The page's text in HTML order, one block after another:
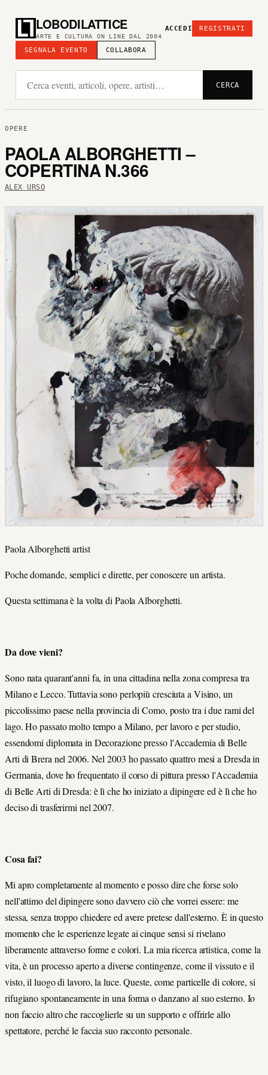
LOBODILATTICE
ARTE E CULTURA ON LINE DAL 2004
SEGNALA EVENTO COLLABORA
ACCEDI REGISTRATI
CERCA
OPERE
PAOLA ALBORGHETTI –
COPERTINA N.366
ALEX URSO
Paola Alborghetti artist
Poche domande, semplici e dirette, per conoscere un artista.
Questa settimana è la volta di Paola Alborghetti.
Da dove vieni?
Sono nata quarant'anni fa, in una cittadina nella zona compresa tra
Milano e Lecco. Tuttavia sono perlopiù cresciuta a Visino, un
piccolissimo paese nella provincia di Como, posto tra i due rami del
lago. Ho passato molto tempo a Milano, per lavoro e per studio,
essendomi diplomata in Decorazione presso l'Accademia di Belle
Arti di Brera nel 2006. Nel 2003 ho passato quattro mesi a Dresda in
Germania, dove ho frequentato il corso di pittura presso l'Accademia
di Belle Arti di Dresda: è lì che ho iniziato a dipingere ed è lì che ho
deciso di trasferirmi nel 2007.
Cosa fai?
Mi apro completamente al momento e posso dire che forse solo
nell'attimo del dipingere sono davvero ciò che vorrei essere: me
stessa, senza troppo chiedere ed avere pretese dall'esterno. È in questo
momento che le esperienze legate ai cinque sensi si rivelano
liberamente attraverso forme e colori. La mia ricerca artistica, come la
vita, è un processo aperto a diverse contingenze, come il vissuto e il
visto, il luogo di lavoro, la luce. Queste, come particelle di colore, si
rifugiano spontaneamente in una forma o danzano al suo esterno. Io
non faccio altro che raccoglierle su un supporto e offrirle allo
spettatore, perché le faccia suo racconto personale.